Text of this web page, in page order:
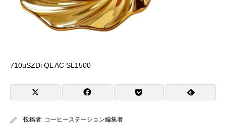
710uSZDi QL AC SL1500
投稿者: コーヒーステーション編集者